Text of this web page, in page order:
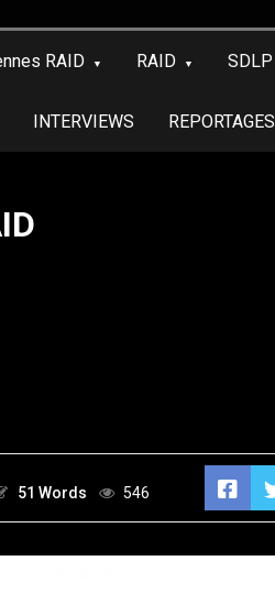
RAID RAID SDLP
INTERVIEWS REPORTAGES
51 Words 546